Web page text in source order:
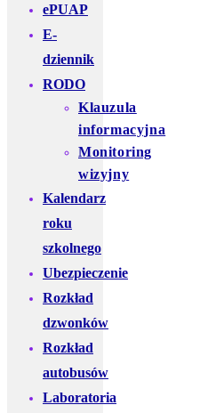
ePUAP
E-
dziennik
RODO
Klauzula
informacyjna
Monitoring
wizyjny
Kalendarz
roku
szkolnego
Ubezpieczenie
Rozkład
dzwonków
Rozkład
autobusów
Laboratoria